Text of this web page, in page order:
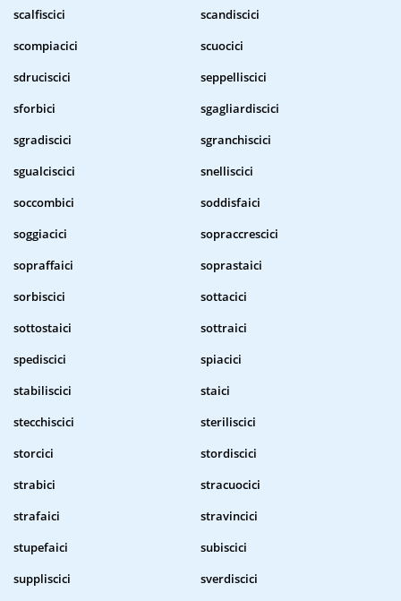
scalfiscici
scandiscici
scompiacici
scuocici
sdruciscici
seppelliscici
sforbici
sgagliardiscici
sgradiscici
sgranchiscici
sgualciscici
snelliscici
soccombici
soddisfaici
soggiacici
sopraccrescici
sopraffaici
soprastaici
sorbiscici
sottacici
sottostaici
sottraici
spediscici
spiacici
stabiliscici
staici
stecchiscici
steriliscici
storcici
stordiscici
strabici
stracuocici
strafaici
stravincici
stupefaici
subiscici
suppliscici
sverdiscici